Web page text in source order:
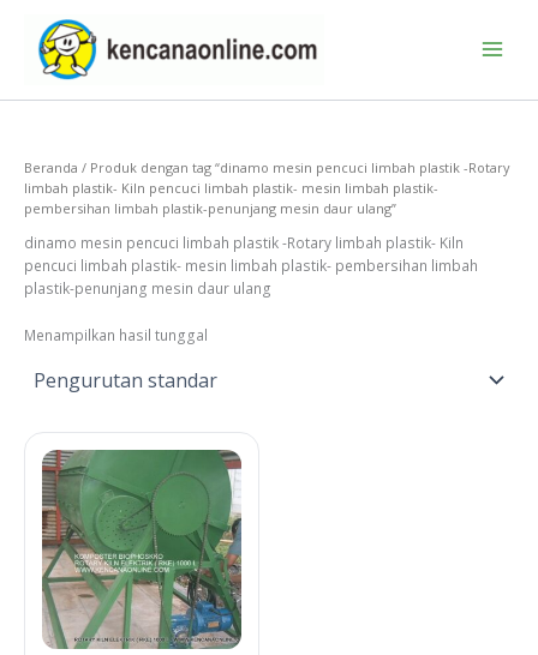
konten
Beranda / Produk dengan tag “dinamo mesin pencuci limbah plastik -Rotary
limbah plastik- Kiln pencuci limbah plastik- mesin limbah plastik-
pembersihan limbah plastik-penunjang mesin daur ulang”
dinamo mesin pencuci limbah plastik -Rotary limbah plastik- Kiln
pencuci limbah plastik- mesin limbah plastik- pembersihan limbah
plastik-penunjang mesin daur ulang
Menampilkan hasil tunggal